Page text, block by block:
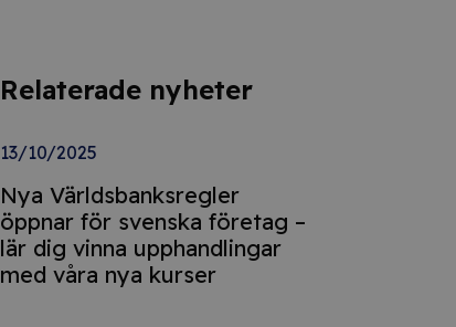
Relaterade nyheter
13/10/2025
Nya Världsbanksregler
öppnar för svenska företag –
lär dig vinna upphandlingar
med våra nya kurser